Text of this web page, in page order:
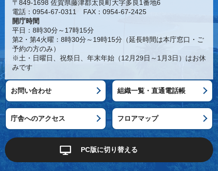
〒849-1698 佐賀県藤津郡太良町大字多良1番地6
電話：0954-67-0311 FAX：0954-67-2425
開庁時間
平日：8時30分～17時15分
第2・第4火曜：8時30分～19時15分（延長時間は本庁窓口・ご
予約の方のみ）
※土・日曜日、祝祭日、年末年始（12月29日～1月3日）はお休
みです
お問い合わせ 組織一覧・直通電話帳
庁舎へのアクセス フロアマップ
PC版に切り替える